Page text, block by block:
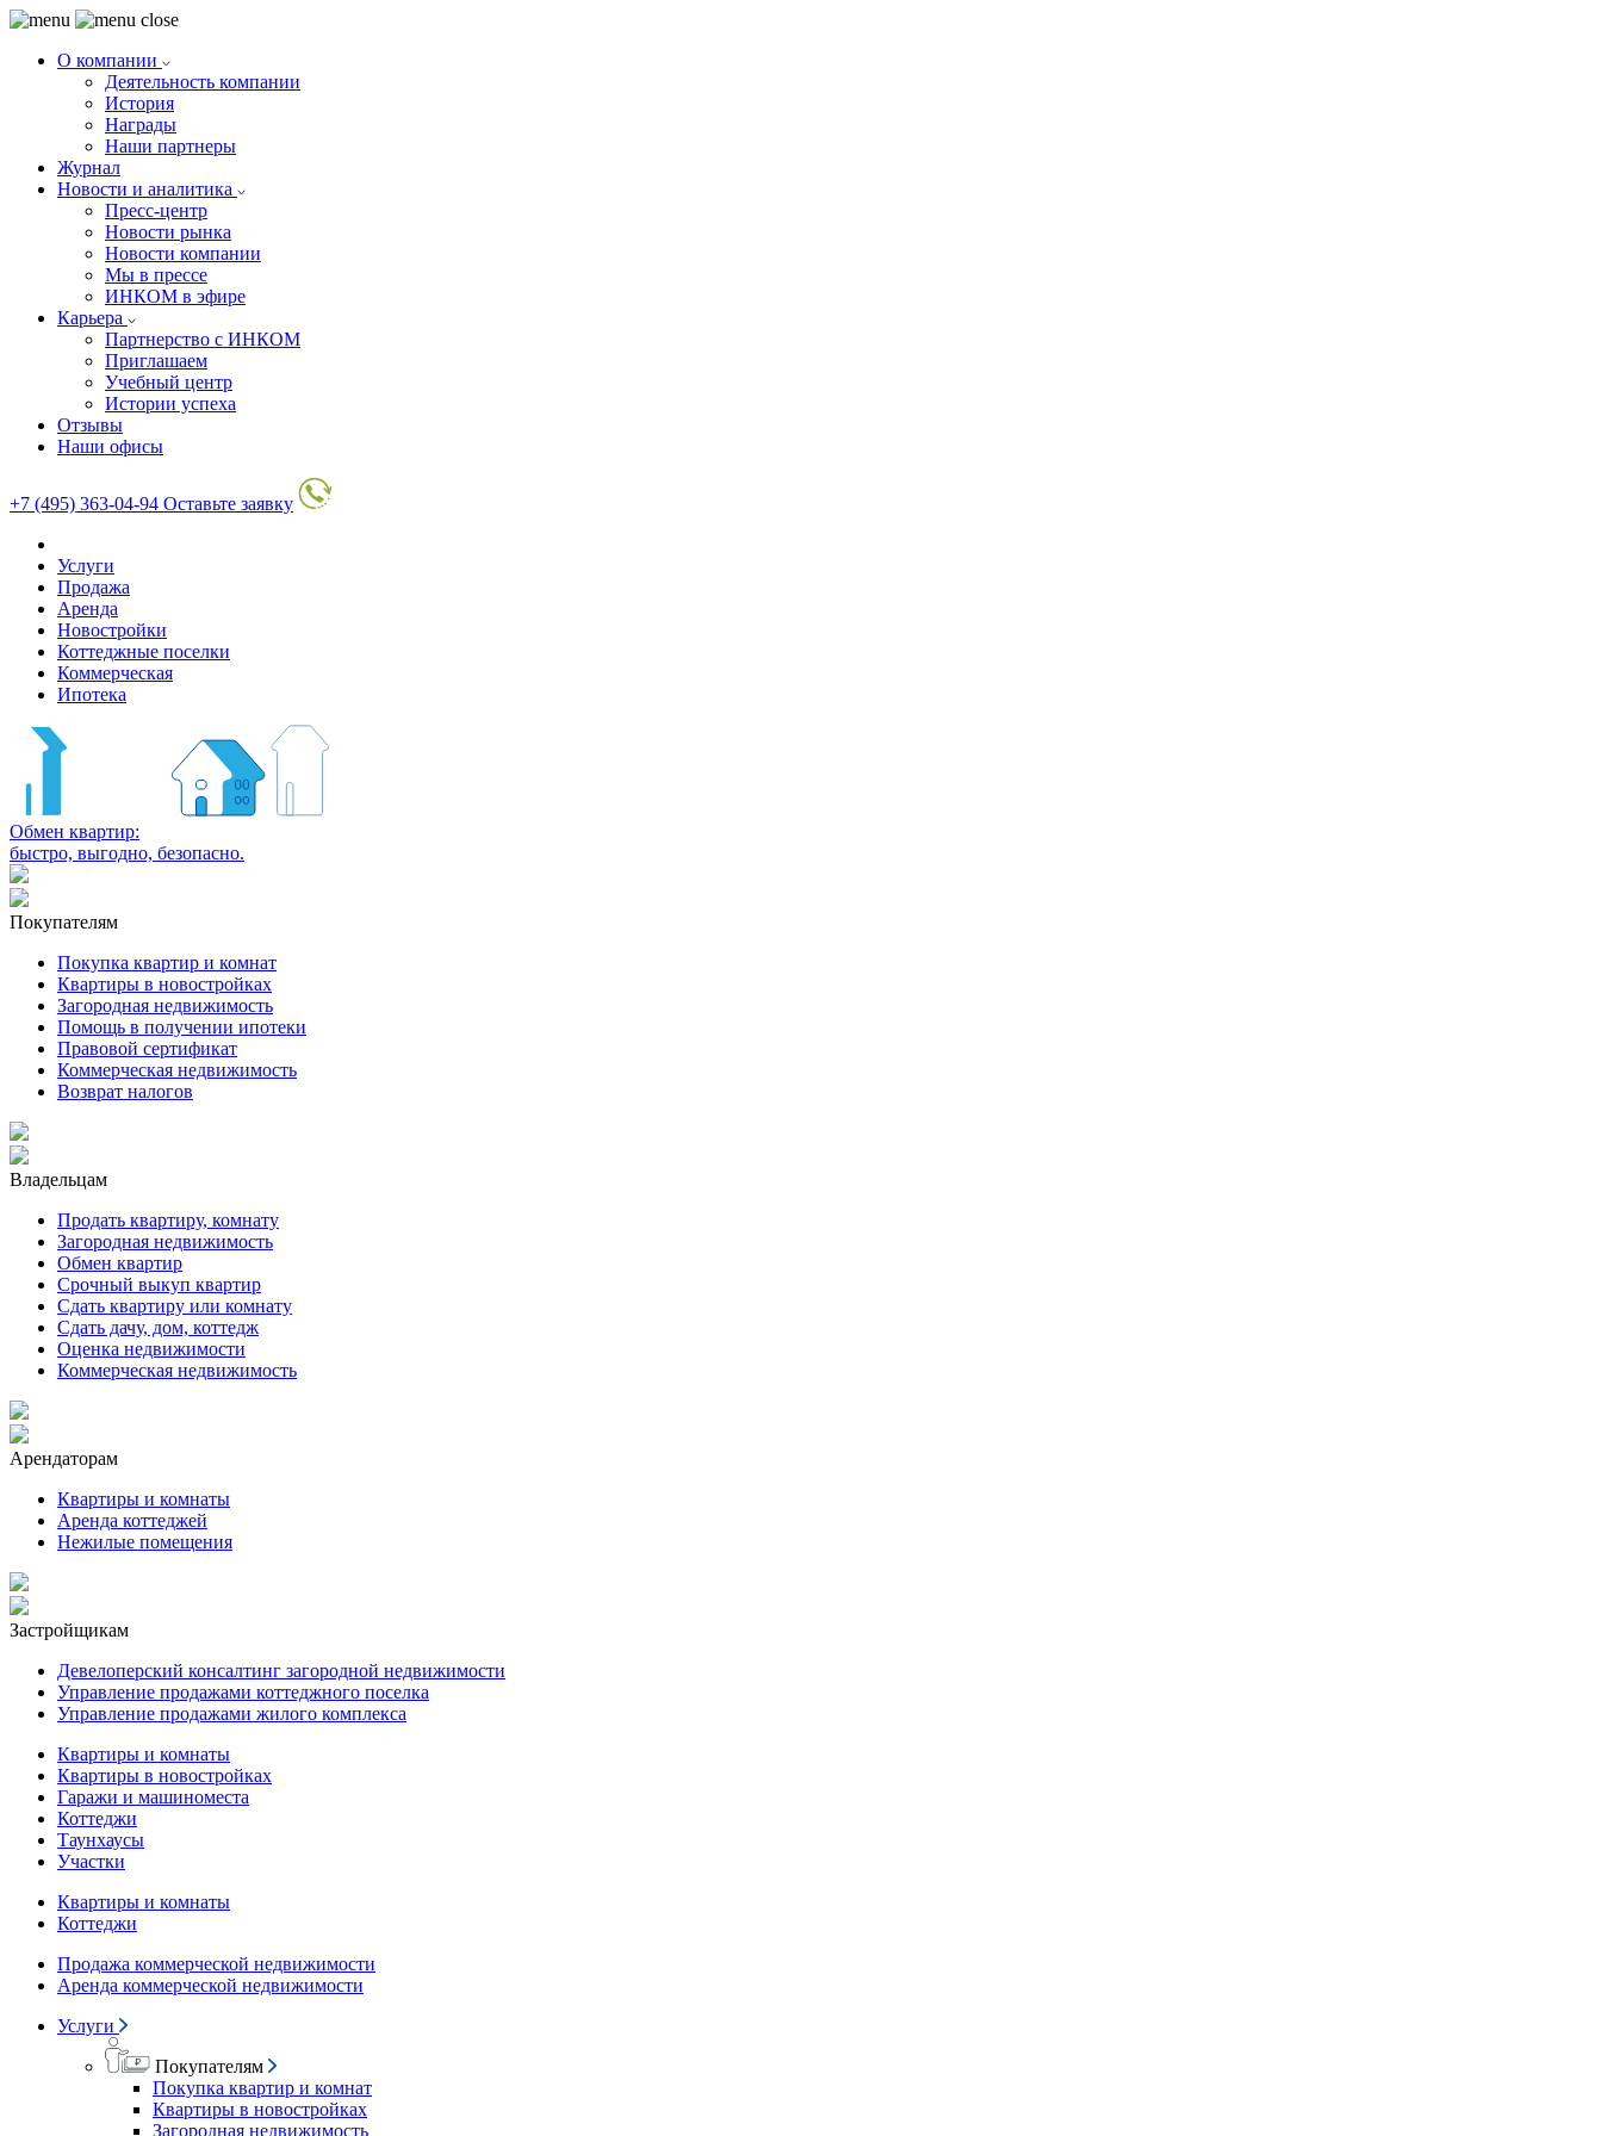
О компании
Деятельность компании
История
Награды
Наши партнеры
Журнал
Новости и аналитика
Пресс-центр
Новости рынка
Новости компании
Мы в прессе
ИНКОМ в эфире
Карьера
Партнерство с ИНКОМ
Приглашаем
Учебный центр
Истории успеха
Отзывы
Наши офисы
+7 (495) 363-04-94 Оставьте заявку
Услуги
Продажа
Аренда
Новостройки
Коттеджные поселки
Коммерческая
Ипотека
Обмен квартир:
быстро, выгодно, безопасно.
Покупателям
Покупка квартир и комнат
Квартиры в новостройках
Загородная недвижимость
Помощь в получении ипотеки
Правовой сертификат
Коммерческая недвижимость
Возврат налогов
Владельцам
Продать квартиру, комнату
Загородная недвижимость
Обмен квартир
Срочный выкуп квартир
Сдать квартиру или комнату
Сдать дачу, дом, коттедж
Оценка недвижимости
Коммерческая недвижимость
Арендаторам
Квартиры и комнаты
Аренда коттеджей
Нежилые помещения
Застройщикам
Девелоперский консалтинг загородной недвижимости
Управление продажами коттеджного поселка
Управление продажами жилого комплекса
Квартиры и комнаты
Квартиры в новостройках
Гаражи и машиноместа
Коттеджи
Таунхаусы
Участки
Квартиры и комнаты
Коттеджи
Продажа коммерческой недвижимости
Аренда коммерческой недвижимости
Услуги
Покупателям
Покупка квартир и комнат
Квартиры в новостройках
Загородная недвижимость